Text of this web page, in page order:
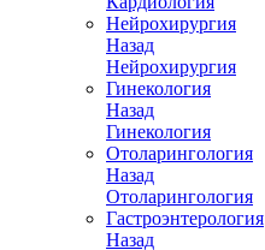
Нейрохирургия
Назад
Нейрохирургия
Гинекология
Назад
Гинекология
Отоларингология
Назад
Отоларингология
Гастроэнтерология
Назад